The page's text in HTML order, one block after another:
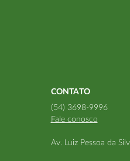
CONTATO
(54) 3698-9996
Fale conosco
Av. Luiz Pessoa da